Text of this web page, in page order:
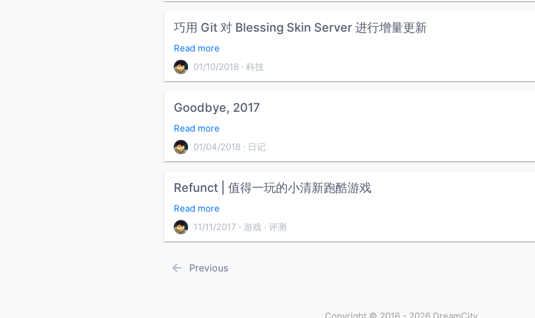
巧用 Git 对 Blessing Skin Server 进行增量更新
Read more
01/10/2018
科技
Goodbye, 2017
Read more
01/04/2018
日记
Refunct | 值得一玩的小清新跑酷游戏
Read more
11/11/2017
游戏 评测
Previous